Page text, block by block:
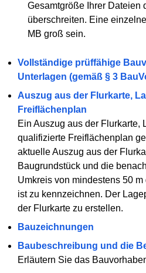
Gesamtgröße Ihrer Dateien
überschreiten. Eine
MB groß sein.
Vollständige prüffähige
Unterlagen (gemäß § 3
Auszug aus der Flurkarte,
Freiflächenplan
Ein Auszug aus der Flurkarte,
qualifizierte Freiflächenplan
aktuelle Auszug aus der
Baugrundstück und die
Umkreis von mindestens 50
ist zu kennzeichnen. Der
der Flurkarte zu erstellen.
Bauzeichnungen
Baubeschreibung und die
Erläutern Sie das